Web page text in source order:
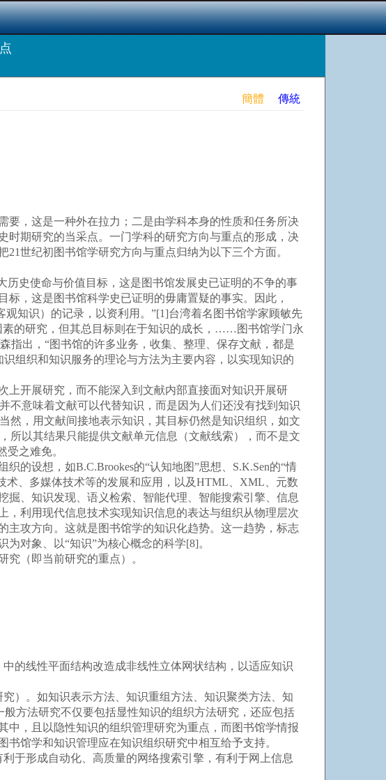
簡體 傳統
，这是一种外在拉力；二是由学科本身的性质和任务所决
时期研究的当采点。一门学科的研究方向与重点的形成，决
世纪初图书馆学研究方向与重点归纳为以下三个方面。
史使命与价值目标，这是图书馆发展史已证明的不争的事
，这是图书馆科学史已证明的毋庸置疑的事实。因此，
观知识）的记录，以资利用。”[1]台湾着名图书馆学家顾敏先
的研究，但其总目标则在于知识的成长，……图书馆学门永
指出，“图书馆的许多业务，收集、整理、保存文献，都是
组织和知识服务的理论与方法为主要内容，以实现知识的
开展研究，而不能深入到文献内部直接面对知识开展研
不意味着文献可以代替知识，而是因为人们还没有找到知识
然，用文献间接地表示知识，其目标仍然是知识组织，如文
所以其结果只能提供文献单元信息（文献线索），而不是文
之难免。
设想，如B.C.Brookes的“认知地图”思想、S.K.Sen的“情
术、多媒体技术等的发展和应用，以及HTML、XML、元数
、知识发现、语义检索、智能代理、智能搜索引擎、信息
利用现代信息技术实现知识信息的表达与组织从物理层次
主攻方向。这就是图书馆学的知识化趋势。这一趋势，标志
对象、以“知识”为核心概念的科学[8]。
（即当前研究的重点）。
线性平面结构改造成非线性立体网状结构，以适应知识
。如知识表示方法、知识重组方法、知识聚类方法、知
方法研究不仅要包括显性知识的组织方法研究，还应包括
中，且以隐性知识的组织管理研究为重点，而图书馆学情报
馆学和知识管理应在知识组织研究中相互给予支持。
形成自动化、高质量的网络搜索引擎，有利于网上信息